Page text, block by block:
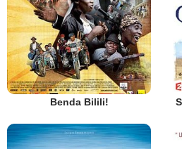
Benda Bilili!